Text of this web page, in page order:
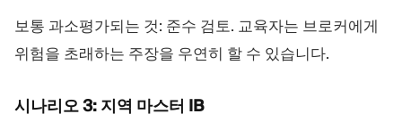
보통 과소평가되는 것: 준수 검토. 교육자는 브로커에게
위험을 초래하는 주장을 우연히 할 수 있습니다.
시나리오 3: 지역 마스터 IB